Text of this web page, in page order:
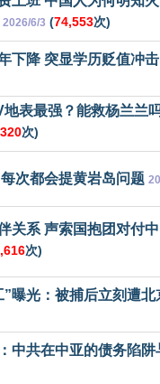
2026/6/3 (74,553次)
下降 突显学历贬值冲
表最强？能救杨兰兰
次)
次都会提黄岩岛问题
关系 声索国抱团对付中
次)
曝光：被捕后立刻遭北
中共在中亚的债务陷阱